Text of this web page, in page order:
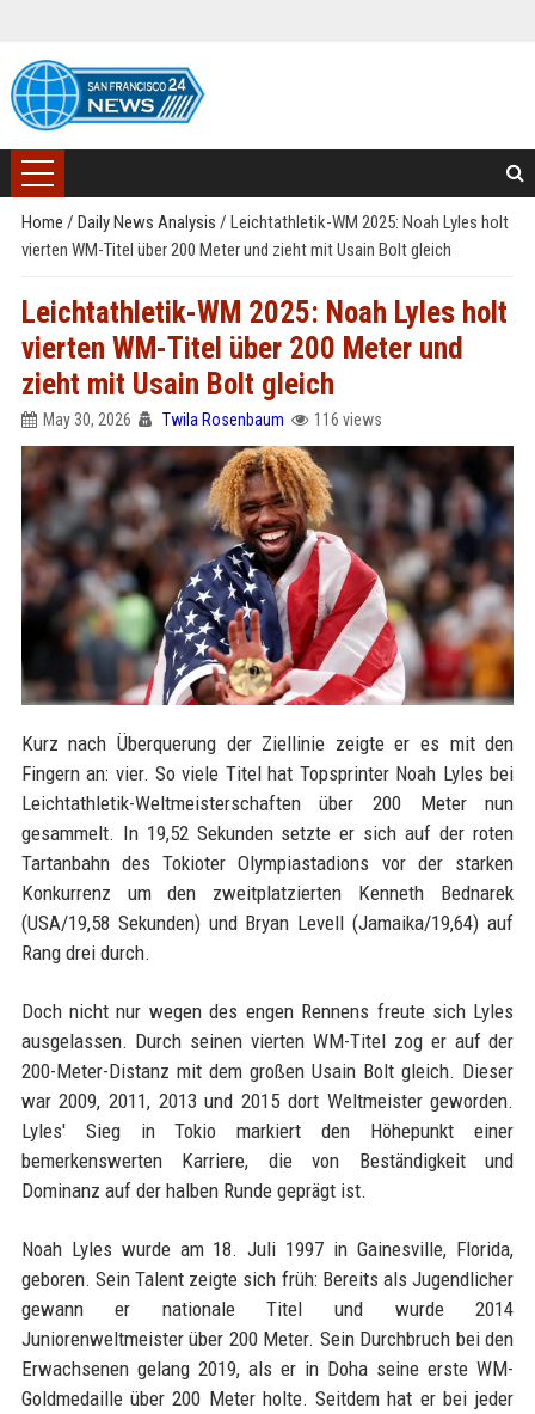
Home / Daily News Analysis / Leichtathletik-WM 2025: Noah Lyles holt
vierten WM-Titel über 200 Meter und zieht mit Usain Bolt gleich
Leichtathletik-WM 2025: Noah Lyles holt
vierten WM-Titel über 200 Meter und
zieht mit Usain Bolt gleich
May 30, 2026 Twila Rosenbaum 116 views
Kurz nach Überquerung der Ziellinie zeigte er es mit den
Fingern an: vier. So viele Titel hat Topsprinter Noah Lyles bei
Leichtathletik-Weltmeisterschaften über 200 Meter nun
gesammelt. In 19,52 Sekunden setzte er sich auf der roten
Tartanbahn des Tokioter Olympiastadions vor der starken
Konkurrenz um den zweitplatzierten Kenneth Bednarek
(USA/19,58 Sekunden) und Bryan Levell (Jamaika/19,64) auf
Rang drei durch.
Doch nicht nur wegen des engen Rennens freute sich Lyles
ausgelassen. Durch seinen vierten WM-Titel zog er auf der
200-Meter-Distanz mit dem großen Usain Bolt gleich. Dieser
war 2009, 2011, 2013 und 2015 dort Weltmeister geworden.
Lyles' Sieg in Tokio markiert den Höhepunkt einer
bemerkenswerten Karriere, die von Beständigkeit und
Dominanz auf der halben Runde geprägt ist.
Noah Lyles wurde am 18. Juli 1997 in Gainesville, Florida,
geboren. Sein Talent zeigte sich früh: Bereits als Jugendlicher
gewann er nationale Titel und wurde 2014
Juniorenweltmeister über 200 Meter. Sein Durchbruch bei den
Erwachsenen gelang 2019, als er in Doha seine erste WM-
Goldmedaille über 200 Meter holte. Seitdem hat er bei jeder